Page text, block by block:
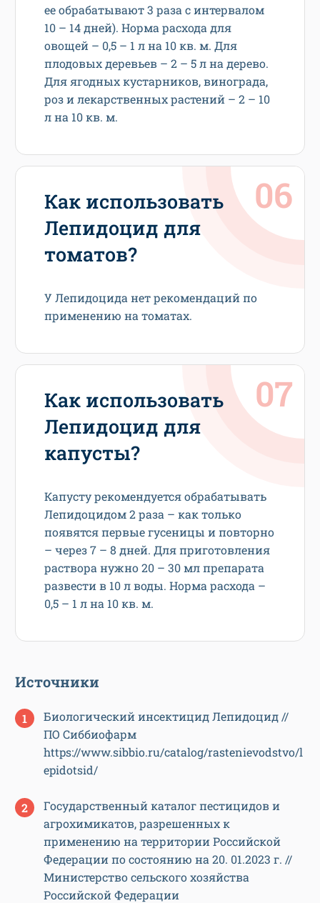
ее обрабатывают 3 раза с интервалом
10 – 14 дней). Норма расхода для
овощей – 0,5 – 1 л на 10 кв. м. Для
плодовых деревьев – 2 – 5 л на дерево.
Для ягодных кустарников, винограда,
роз и лекарственных растений – 2 – 10
л на 10 кв. м.
Как использовать
Лепидоцид для
томатов?
У Лепидоцида нет рекомендаций по
применению на томатах.
Как использовать
Лепидоцид для
капусты?
Капусту рекомендуется обрабатывать
Лепидоцидом 2 раза – как только
появятся первые гусеницы и повторно
– через 7 – 8 дней. Для приготовления
раствора нужно 20 – 30 мл препарата
развести в 10 л воды. Норма расхода –
0,5 – 1 л на 10 кв. м.
Источники
Биологический инсектицид Лепидоцид //
ПО Сиббиофарм
https://www.sibbio.ru/catalog/rastenievodstvo/l
epidotsid/
Государственный каталог пестицидов и
агрохимикатов, разрешенных к
применению на территории Российской
Федерации по состоянию на 20. 01.2023 г. //
Министерство сельского хозяйства
Российской Федерации